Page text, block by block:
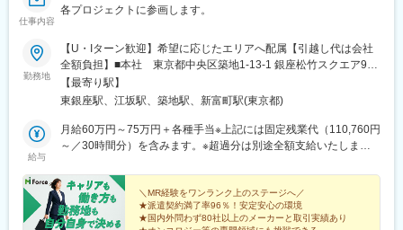
仕事内容
各プロジェクトに参画します。
勤務地
【U・Iターン歓迎】希望に応じたエリアへ配属【引越し代は会社
全額負担】■本社 東京都中央区築地1-13-1 銀座松竹スクエア9F■
勤務エリア：（1）北海道：北海道（2）東北：青森・秋田・岩
手・山形・宮城・福島（3）関東：東京・神奈川・千葉・埼玉・茨
知・岐阜・三重・静岡（6）北陸：富山・石川・福井（7）近畿：
大阪・京都・滋賀・奈良・和歌山・兵庫（8）中国：岡山・広島・
州：福岡・大分・宮崎・鹿児島・熊本・佐賀・長崎・沖縄※勤務地
限定～全国転勤（規定あり）の選択可能※配属エリアは希望に応じ
ます。希望範囲外への転勤はありません。※変更の範囲：会社の定
める事業所（リモートワーク含む）
【最寄り駅】
東銀座駅、江坂駅、築地駅、新富町駅(東京都)
給与
月給60万円～75万円＋各種手当※上記には固定残業代（110,760円
～／30時間分）を含みます。※超過分は別途全額支給いたしま
歳（入社4年） 920万円／45歳（入社6年） ※諸手当含む
＼MR経験をワンランク上のステージへ／
★派遣契約満了率96％！安定安心の環境
★国内外問わず80社以上のメーカーと取引実績あり